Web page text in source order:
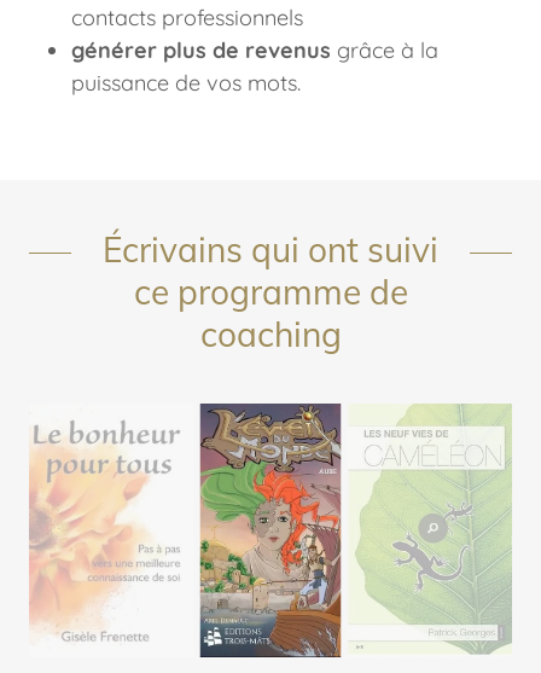
contacts professionnels
générer plus de revenus grâce à la
puissance de vos mots.
Écrivains qui ont suivi
ce programme de
coaching